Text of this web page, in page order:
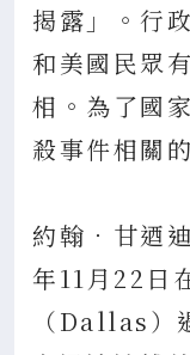
揭露」。行
和美國民眾
相。為了國
殺事件相關
約翰．甘迺
年11月22日
（Dallas）